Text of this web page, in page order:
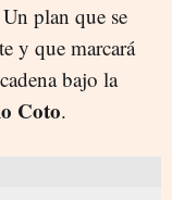
plan que se
y que marcará
bajo la
Coto.